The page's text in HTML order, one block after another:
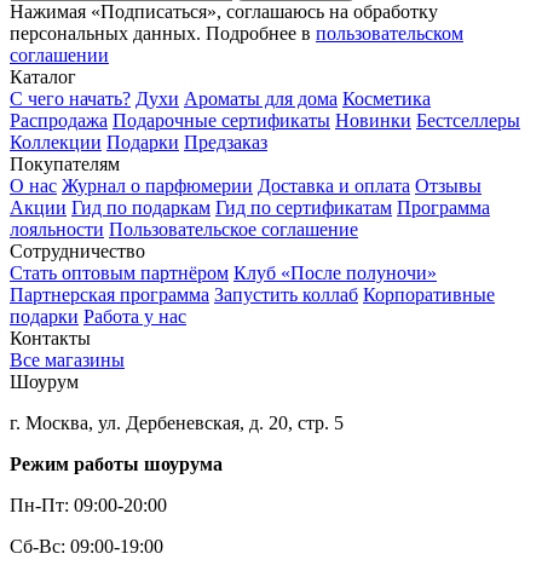
Нажимая «Подписаться», соглашаюсь на обработку
персональных данных. Подробнее в пользовательском
соглашении
Каталог
С чего начать? Духи Ароматы для дома Косметика
Распродажа Подарочные сертификаты Новинки Бестселлеры
Коллекции Подарки Предзаказ
Покупателям
О нас Журнал о парфюмерии Доставка и оплата Отзывы
Акции Гид по подаркам Гид по сертификатам Программа
лояльности Пользовательское соглашение
Сотрудничество
Стать оптовым партнёром Клуб «После полуночи»
Партнерская программа Запустить коллаб Корпоративные
подарки Работа у нас
Контакты
Все магазины
Шоурум
г. Москва, ул. Дербеневская, д. 20, стр. 5
Режим работы шоурума
Пн-Пт: 09:00-20:00
Сб-Вс: 09:00-19:00